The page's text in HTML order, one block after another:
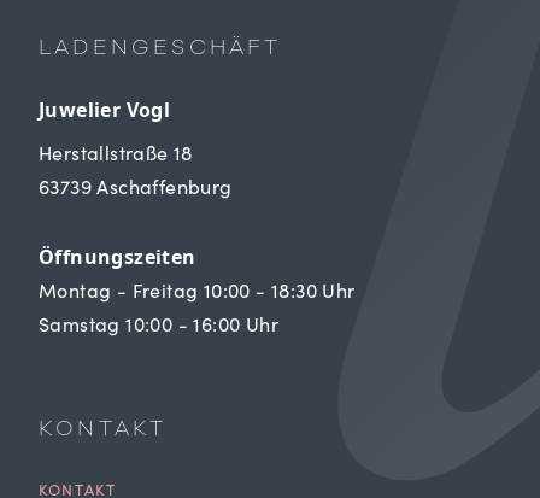
LADENGESCHÄFT
Juwelier Vogl
Herstallstraße 18
63739 Aschaffenburg
Öffnungszeiten
Montag - Freitag 10:00 - 18:30 Uhr
Samstag 10:00 - 16:00 Uhr
KONTAKT
KONTAKT